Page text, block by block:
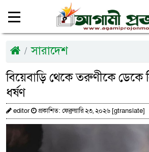
সারাদেশ
বিয়েবাড়ি থেকে তরুণীকে ডেকে
ধর্ষণ
editor প্রকাশিত: ফেব্রুয়ারি ২৩, ২০২৬ [gtranslate]